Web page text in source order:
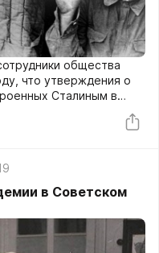
общества
что утверждения о
Сталиным в
побывавших в плену,
в Советском